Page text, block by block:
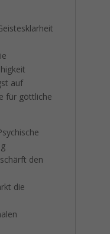
auf
für göttliche
den
die